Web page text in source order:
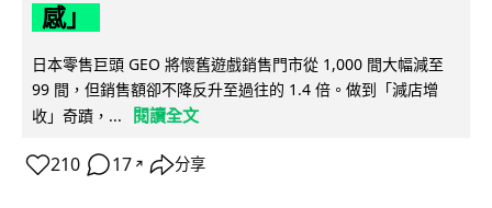
感」
日本零售巨頭 GEO 將懷舊遊戲銷售門市從 1,000 間大幅減至
99 間，但銷售額卻不降反升至過往的 1.4 倍。做到「減店增
收」奇蹟，...
閱讀全文
210 17 ↗ 分享